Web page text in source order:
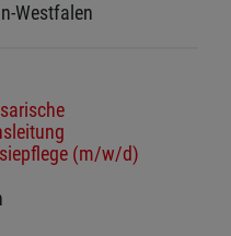
Westfalen
(m/w/d)